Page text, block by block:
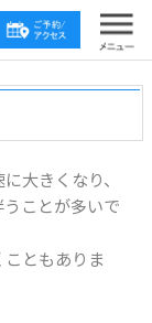
大きくなり、
ことが多いで
ともありま